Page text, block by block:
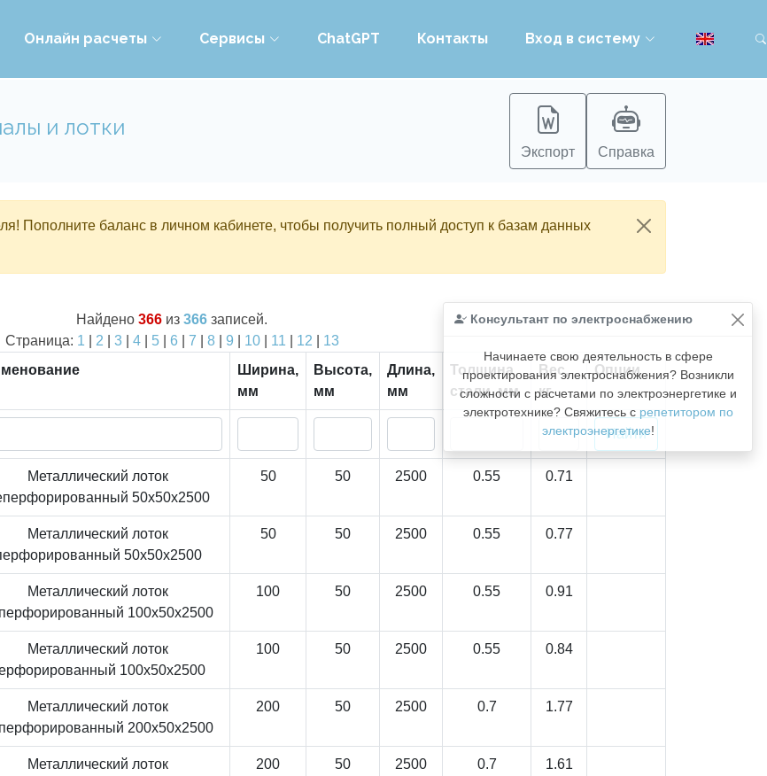
Онлайн расчеты Сервисы ChatGPT Контакты Вход в систему
и лотки
Экспорт Справка
Пополните баланс в личном кабинете, чтобы получить полный доступ к базам данных
Консультант по электроснабжению
Начинаете свою деятельность в сфере
проектирования электроснабжения? Возникли
сложности с расчетами по электроэнергетике и
электротехнике? Свяжитесь с репетитором по
электроэнергетике!
Найдено 366 из 366 записей.
Страница: 1 2 3| 4| 5| 6 7 8| 9 10| 11 12
13
Ширина,
мм
Высота,
мм
Длина,
мм
Толщина
стали, мм
Вес,
кг
Опции
Металлический лоток
50x50x2500
50 50 2500 0.55 0.71
Металлический лоток
50x50x2500
50 50 2500 0.55 0.77
Металлический лоток
100x50x2500
100 50 2500 0.55 0.91
Металлический лоток
100x50x2500
100 50 2500 0.55 0.84
Металлический лоток
200x50x2500
200 50 2500 0.7 1.77
Металлический лоток
200 50 2500 0.7 1.61